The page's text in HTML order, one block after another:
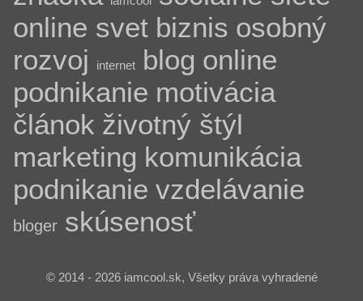
online svet biznis osobný
rozvoj
internet blog online
podnikanie motivácia
článok životný štýl
marketing komunikácia
podnikanie vzdelávanie
bloger skúsenosť
© 2014 - 2026 iamcool.sk, Všetky práva vyhradené